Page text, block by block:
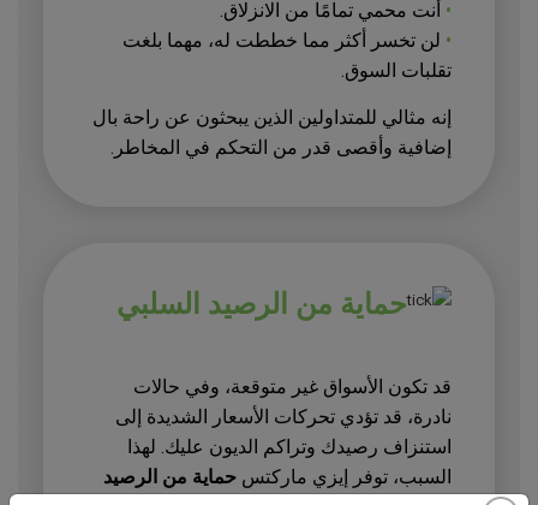
• أنت محمي تمامًا من الانزلاق.
• لن تخسر أكثر مما خططت له، مهما بلغت
تقلبات السوق.
إنه مثالي للمتداولين الذين يبحثون عن راحة بال
إضافية وأقصى قدر من التحكم في المخاطر.
حماية من الرصيد السلبي
قد تكون الأسواق غير متوقعة، وفي حالات
نادرة، قد تؤدي تحركات الأسعار الشديدة إلى
استنزاف رصيدك وتراكم الديون عليك. لهذا
السبب، توفر إيزي ماركتس حماية من الرصيد